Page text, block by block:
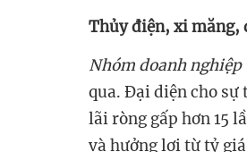
Thủy điện, xi măng,
Nhóm doanh
qua. Đại diện cho
lãi ròng gấp hơn 15
và hưởng lợi từ tỷ